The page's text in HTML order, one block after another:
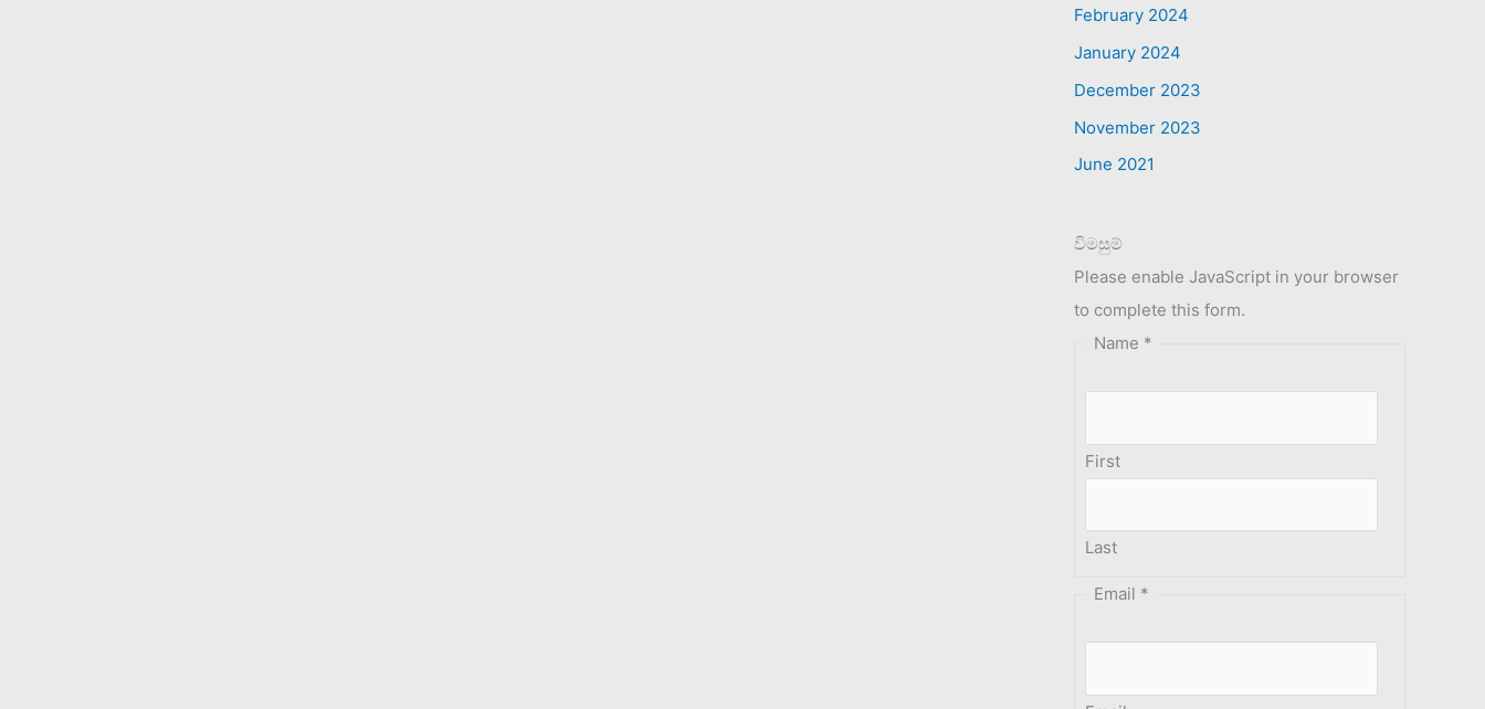
February 2024
January 2024
December 2023
November 2023
June 2021
විමසුම්
Please enable JavaScript in your browser
to complete this form.
Name *
First
Last
Email *